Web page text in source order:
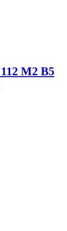
M2 B5